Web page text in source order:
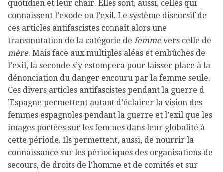
quotidien et leur chair. Elles sont, aussi, celles qui
connaissent l’exode ou l’exil. Le système discursif de
ces articles antifascistes connaît alors une
transmutation de la catégorie de femmevers celle de
mère. Mais face aux multiples aléas et embûches de
l’exil, la seconde s’y estompera pour laisser place à la
dénonciation du danger encouru par la femme seule.
Ces divers articles antifascistes pendant la guerre d
’Espagne permettent autant d’éclairer la vision des
femmes espagnoles pendant la guerre et l’exil que les
images portées sur les femmes dans leur globalité à
cette période. Ils permettent, aussi, de nourrir la
connaissance sur les périodiques des organisations de
secours, de droits de l’homme et de comités et sur